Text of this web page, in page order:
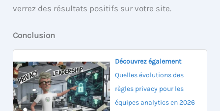
verrez des résultats positifs sur votre site.
Conclusion
Découvrez également
Quelles évolutions des
règles privacy pour les
équipes analytics en 2026